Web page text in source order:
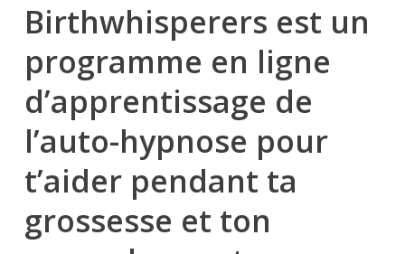
Birthwhisperers est un
programme en ligne
d’apprentissage de
l’auto-hypnose pour
t’aider pendant ta
grossesse et ton